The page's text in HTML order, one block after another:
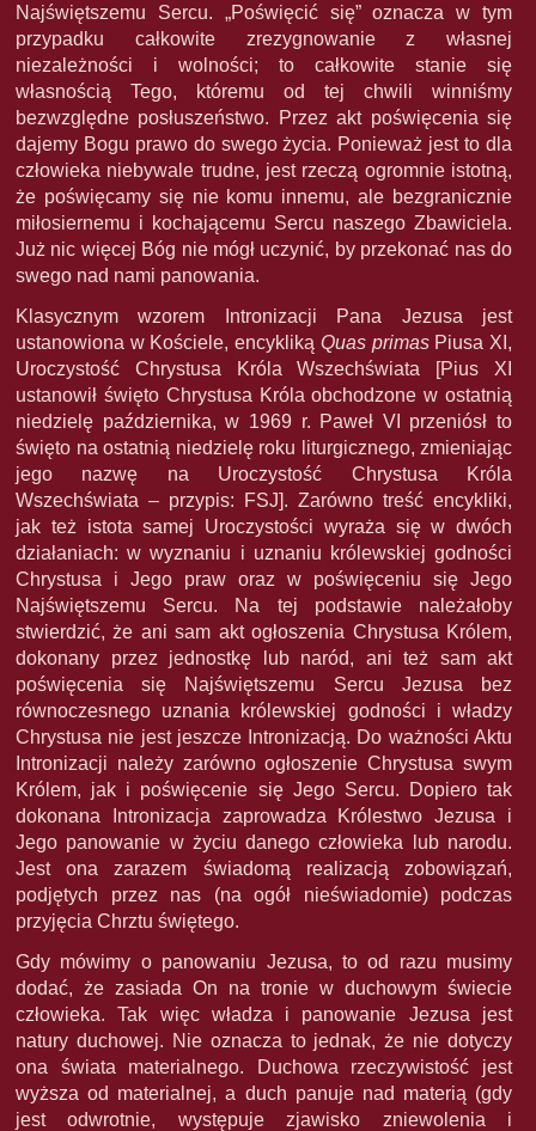
Najświętszemu Sercu. „Poświęcić się” oznacza w tym
przypadku całkowite zrezygnowanie z własnej
niezależności i wolności; to całkowite stanie się
własnością Tego, któremu od tej chwili winniśmy
bezwzględne posłuszeństwo. Przez akt poświęcenia się
dajemy Bogu prawo do swego życia. Ponieważ jest to dla
człowieka niebywale trudne, jest rzeczą ogromnie istotną,
że poświęcamy się nie komu innemu, ale bezgranicznie
miłosiernemu i kochającemu Sercu naszego Zbawiciela.
Już nic więcej Bóg nie mógł uczynić, by przekonać nas do
swego nad nami panowania.
Klasycznym wzorem Intronizacji Pana Jezusa jest
ustanowiona w Kościele, encykliką Quas primasPiusa XI,
Uroczystość Chrystusa Króla Wszechświata [Pius XI
ustanowił święto Chrystusa Króla obchodzone w ostatnią
niedzielę października, w 1969 r. Paweł VI przeniósł to
święto na ostatnią niedzielę roku liturgicznego, zmieniając
jego nazwę na Uroczystość Chrystusa Króla
Wszechświata – przypis: FSJ]. Zarówno treść encykliki,
jak też istota samej Uroczystości wyraża się w dwóch
działaniach: w wyznaniu i uznaniu królewskiej godności
Chrystusa i Jego praw oraz w poświęceniu się Jego
Najświętszemu Sercu. Na tej podstawie należałoby
stwierdzić, że ani sam akt ogłoszenia Chrystusa Królem,
dokonany przez jednostkę lub naród, ani też sam akt
poświęcenia się Najświętszemu Sercu Jezusa bez
równoczesnego uznania królewskiej godności i władzy
Chrystusa nie jest jeszcze Intronizacją. Do ważności Aktu
Intronizacji należy zarówno ogłoszenie Chrystusa swym
Królem, jak i poświęcenie się Jego Sercu. Dopiero tak
dokonana Intronizacja zaprowadza Królestwo Jezusa i
Jego panowanie w życiu danego człowieka lub narodu.
Jest ona zarazem świadomą realizacją zobowiązań,
podjętych przez nas (na ogół nieświadomie) podczas
przyjęcia Chrztu świętego.
Gdy mówimy o panowaniu Jezusa, to od razu musimy
dodać, że zasiada On na tronie w duchowym świecie
człowieka. Tak więc władza i panowanie Jezusa jest
natury duchowej. Nie oznacza to jednak, że nie dotyczy
ona świata materialnego. Duchowa rzeczywistość jest
wyższa od materialnej, a duch panuje nad materią (gdy
jest odwrotnie, występuje zjawisko zniewolenia i